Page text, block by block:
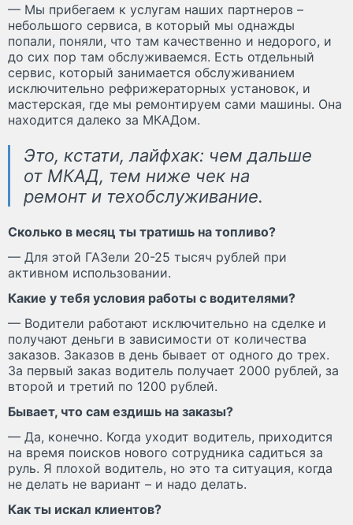
— Мы прибегаем к услугам наших партнеров –
небольшого сервиса, в который мы однажды
попали, поняли, что там качественно и недорого, и
до сих пор там обслуживаемся. Есть отдельный
сервис, который занимается обслуживанием
исключительно рефрижераторных установок, и
мастерская, где мы ремонтируем сами машины. Она
находится далеко за МКАДом.
Это, кстати, лайфхак: чем дальше
от МКАД, тем ниже чек на
ремонт и техобслуживание.
Сколько в месяц ты тратишь на топливо?
— Для этой ГАЗели 20-25 тысяч рублей при
активном использовании.
Какие у тебя условия работы с водителями?
— Водители работают исключительно на сделке и
получают деньги в зависимости от количества
заказов. Заказов в день бывает от одного до трех.
За первый заказ водитель получает 2000 рублей, за
второй и третий по 1200 рублей.
Бывает, что сам ездишь на заказы?
— Да, конечно. Когда уходит водитель, приходится
на время поисков нового сотрудника садиться за
руль. Я плохой водитель, но это та ситуация, когда
не делать не вариант – и надо делать.
Как ты искал клиентов?